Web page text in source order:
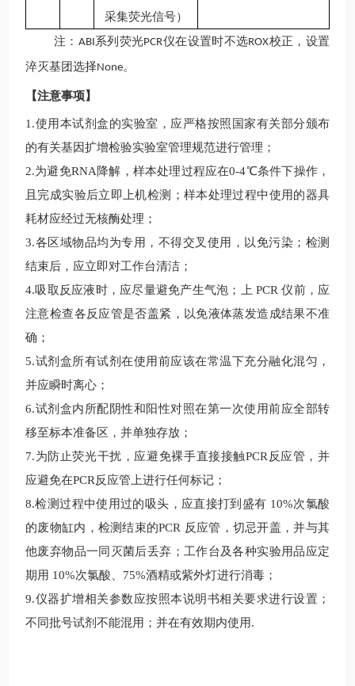
采集荧光信号）
注： ABI系列荧光PCR仪在设置时不选ROX校正，设置
淬灭基团选择None。
【注意事项】
1.使用本试剂盒的实验室，应严格按照国家有关部分颁布
的有关基因扩增检验实验室管理规范进行管理；
2.为避免RNA降解，样本处理过程应在0-4℃条件下操作，
且完成实验后立即上机检测；样本处理过程中使用的器具
耗材应经过无核酶处理；
3.各区域物品均为专用，不得交叉使用，以免污染；检测
结束后，应立即对工作台清洁；
4.吸取反应液时，应尽量避免产生气泡；上 PCR 仪前，应
注意检查各反应管是否盖紧，以免液体蒸发造成结果不准
确；
5.试剂盒所有试剂在使用前应该在常温下充分融化混匀，
并应瞬时离心；
6.试剂盒内所配阴性和阳性对照在第一次使用前应全部转
移至标本准备区，并单独存放；
7.为防止荧光干扰，应避免裸手直接接触PCR反应管，并
应避免在PCR反应管上进行任何标记；
8.检测过程中使用过的吸头，应直接打到盛有 10%次氯酸
的废物缸内，检测结束的PCR 反应管，切忌开盖，并与其
他废弃物品一同灭菌后丢弃；工作台及各种实验用品应定
期用 10%次氯酸、75%酒精或紫外灯进行消毒；
9.仪器扩增相关参数应按照本说明书相关要求进行设置；
不同批号试剂不能混用；并在有效期内使用.